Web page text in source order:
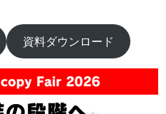
資料ダウンロード